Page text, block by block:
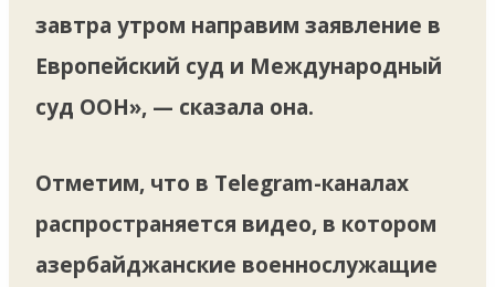
завтра утром направим заявление в
Европейский суд и Международный
суд ООН», — сказала она.
Отметим, что в Telegram-каналах
распространяется видео, в котором
азербайджанские военнослужащие